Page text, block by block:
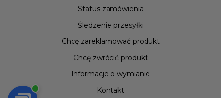
Status zamówienia
Śledzenie przesyłki
Chcę zareklamować produkt
Chcę zwrócić produkt
Informacje o wymianie
Kontakt